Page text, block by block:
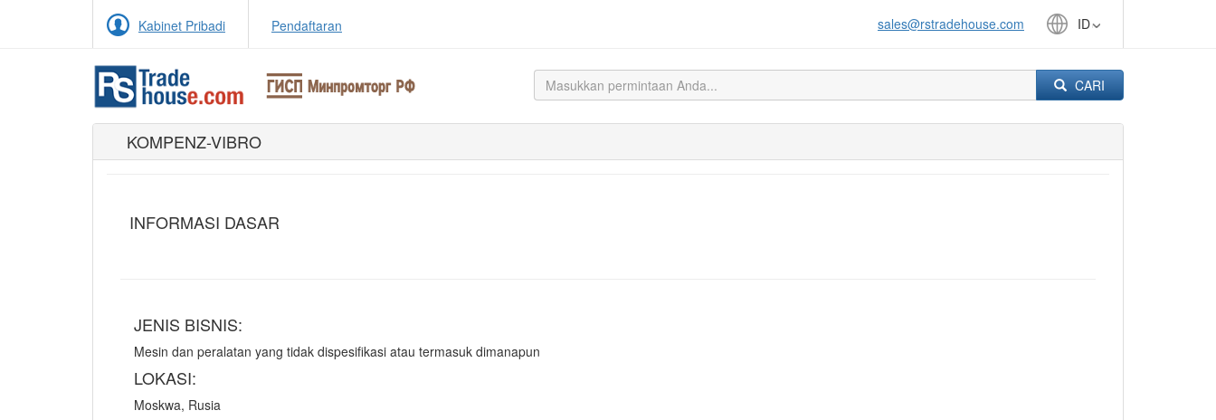
Kabinet Pribadi Pendaftaran sales@rstradehouse.com ID
CARI
KOMPENZ-VIBRO
INFORMASI DASAR
JENIS BISNIS:
Mesin dan peralatan yang tidak dispesifikasi atau termasuk dimanapun
LOKASI:
Moskwa, Rusia